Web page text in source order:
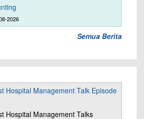
2026
Semua Berita
Hospital Management Talk Episode
Hospital Management Talks